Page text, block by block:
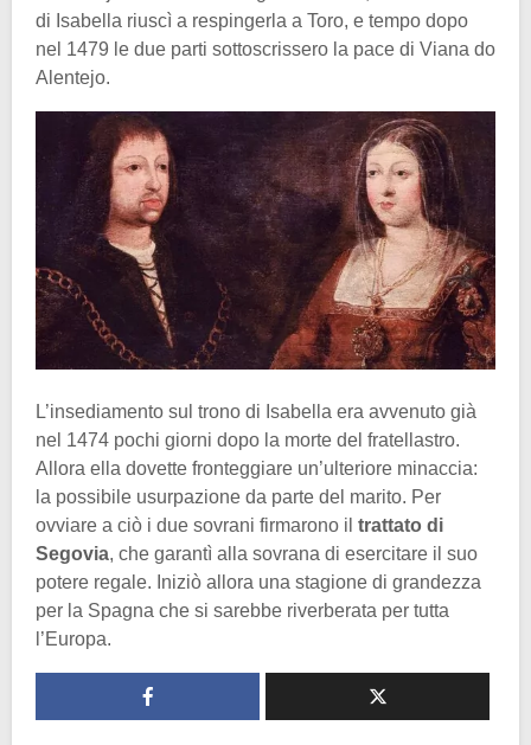
di Isabella riuscì a respingerla a Toro, e tempo dopo
nel 1479 le due parti sottoscrissero la pace di Viana do
Alentejo.
L’insediamento sul trono di Isabella era avvenuto già
nel 1474 pochi giorni dopo la morte del fratellastro.
Allora ella dovette fronteggiare un’ulteriore minaccia:
la possibile usurpazione da parte del marito. Per
ovviare a ciò i due sovrani firmarono il trattato di
Segovia, che garantì alla sovrana di esercitare il suo
potere regale. Iniziò allora una stagione di grandezza
per la Spagna che si sarebbe riverberata per tutta
l’Europa.